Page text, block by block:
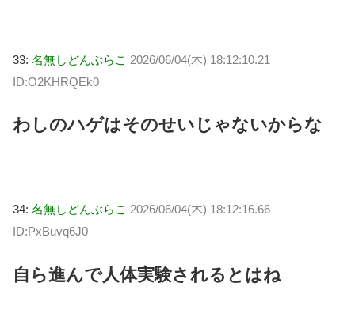
33: 名無しどんぶらこ 2026/06/04(木) 18:12:10.21
ID:O2KHRQEk0
わしのハゲはそのせいじゃないからな
34: 名無しどんぶらこ 2026/06/04(木) 18:12:16.66
ID:PxBuvq6J0
自ら進んで人体実験されるとはね